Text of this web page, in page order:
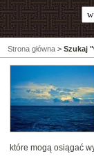
Strona główna > Szukaj
które mogą osiągać